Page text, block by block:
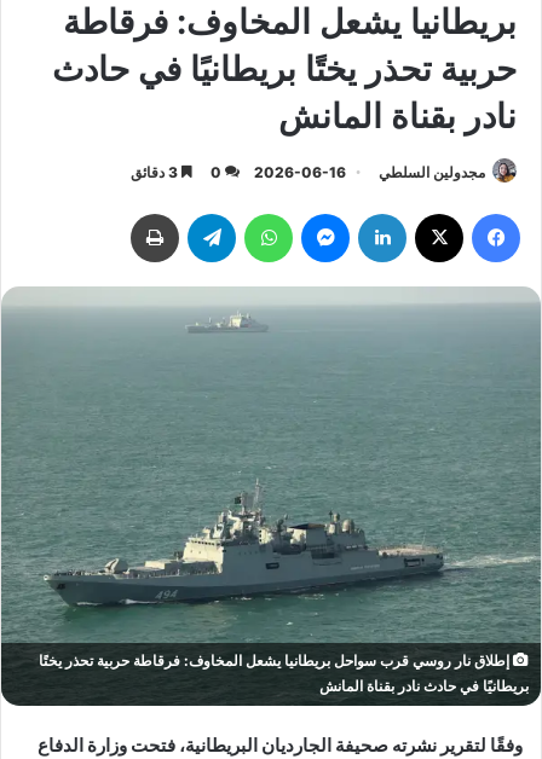
بريطانيا يشعل المخاوف: فرقاطة
حربية تحذر يختًا بريطانيًا في حادث
نادر بقناة المانش
مجدولين السلطي 2026-06-16
0
إطلاق نار روسي قرب سواحل بريطانيا يشعل المخاوف: فرقاطة حربية تحذر يختًا
بريطانيًا في حادث نادر بقناة المانش
وفقًا لتقرير نشرته صحيفة الجارديان البريطانية، فتحت وزارة الدفاع